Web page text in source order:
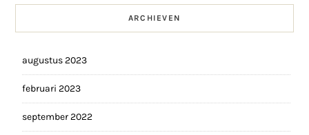
ARCHIEVEN
augustus 2023
februari 2023
september 2022